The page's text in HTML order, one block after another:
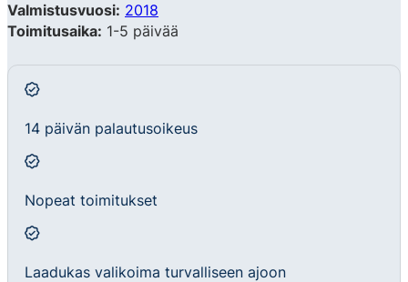
Valmistusvuosi: 2018
Toimitusaika: 1-5 päivää
14 päivän palautusoikeus
Nopeat toimitukset
Laadukas valikoima turvalliseen ajoon